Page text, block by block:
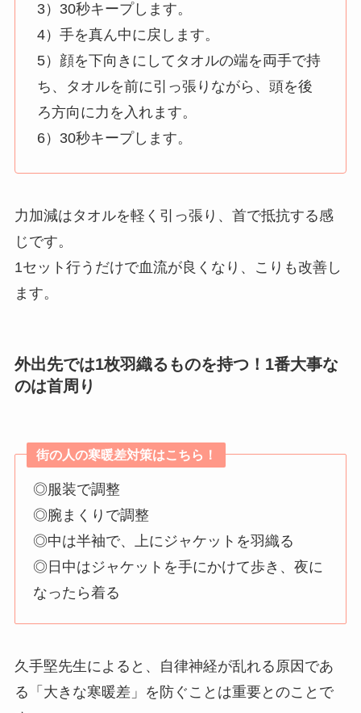
3）30秒キープします。
4）手を真ん中に戻します。
5）顔を下向きにしてタオルの端を両手で持
ち、タオルを前に引っ張りながら、頭を後
ろ方向に力を入れます。
6）30秒キープします。
力加減はタオルを軽く引っ張り、首で抵抗する感
じです。
1セット行うだけで血流が良くなり、こりも改善し
ます。
外出先では1枚羽織るものを持つ！1番大事な
のは首周り
街の人の寒暖差対策はこちら！
◎服装で調整
◎腕まくりで調整
◎中は半袖で、上にジャケットを羽織る
◎日中はジャケットを手にかけて歩き、夜に
なったら着る
久手堅先生によると、自律神経が乱れる原因であ
る「大きな寒暖差」を防ぐことは重要とのことで